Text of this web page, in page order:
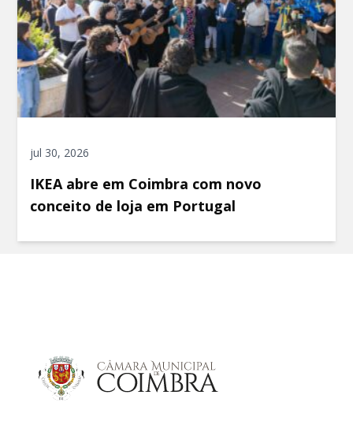
jul 30, 2026
IKEA abre em Coimbra com novo
conceito de loja em Portugal